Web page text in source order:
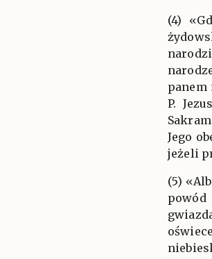
(4)
panem
P.
Jego
jeżeli
(5)
powód